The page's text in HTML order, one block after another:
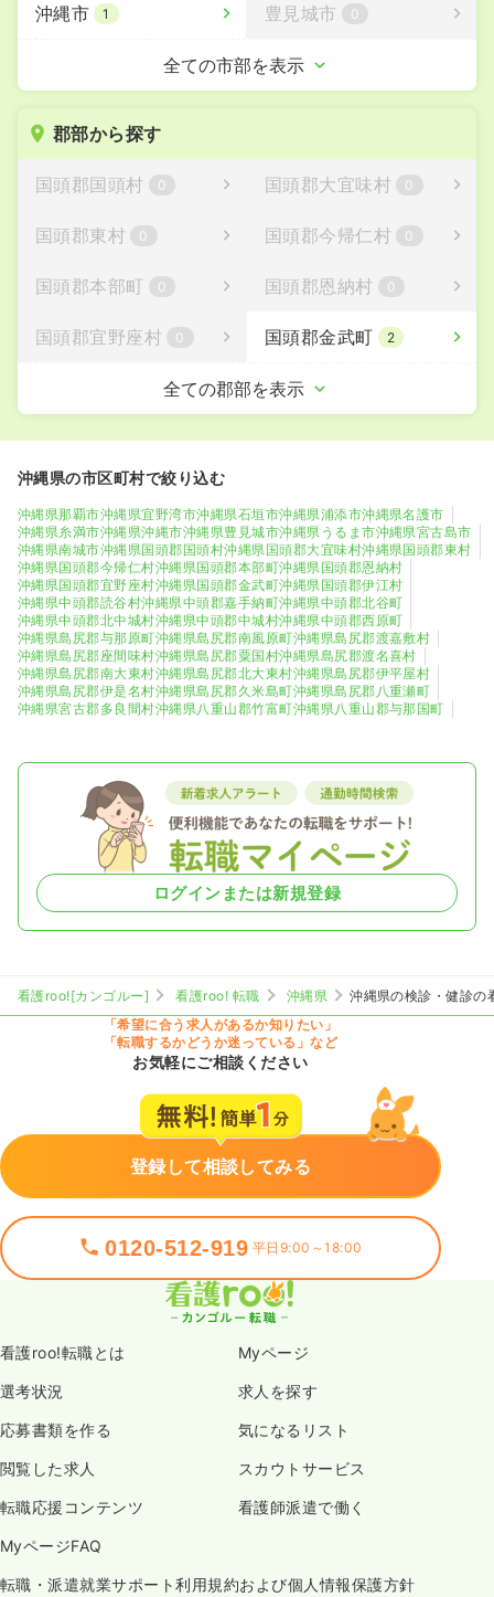
沖縄市 1 豊見城市 0
宮古島市
全ての市部を表示
郡部から探す
国頭郡国頭村 0 国頭郡大宜味村 0
国頭郡東村 0 国頭郡今帰仁村 0
国頭郡本部町 0 国頭郡恩納村 0
国頭郡宜野座村 0 国頭郡金武町 2
0 中頭郡読谷村
中頭郡嘉手納町 0 中頭郡北谷町 2
中頭郡北中城村 0
中頭郡西原町 1 島尻郡与那原町 0
島尻郡南風原町 5 島尻郡渡嘉敷村
島尻郡座間味村 0 島尻郡粟国村 0
島尻郡渡名喜村 0 島尻郡南大東村 0
島尻郡伊是名村 0 島尻郡久米島町 0
島尻郡八重瀬町 0 宮古郡多良間村 0
八重山郡竹富町 0
八重山郡与那国町
全ての郡部を表示
沖縄県の市区町村で絞り込む
沖縄県那覇市沖縄県宜野湾市沖縄県石垣市沖縄県浦添市沖縄県名護市
沖縄県糸満市沖縄県沖縄市沖縄県豊見城市沖縄県うるま市沖縄県宮古島市
沖縄県南城市沖縄県国頭郡国頭村沖縄県国頭郡大宜味村沖縄県国頭郡東村
沖縄県国頭郡今帰仁村沖縄県国頭郡本部町沖縄県国頭郡恩納村
沖縄県国頭郡宜野座村沖縄県国頭郡金武町沖縄県国頭郡伊江村
沖縄県中頭郡読谷村沖縄県中頭郡嘉手納町沖縄県中頭郡北谷町
沖縄県中頭郡北中城村沖縄県中頭郡中城村沖縄県中頭郡西原町
沖縄県島尻郡与那原町沖縄県島尻郡南風原町沖縄県島尻郡渡嘉敷村
沖縄県島尻郡座間味村沖縄県島尻郡粟国村沖縄県島尻郡渡名喜村
沖縄県島尻郡南大東村沖縄県島尻郡北大東村沖縄県島尻郡伊平屋村
沖縄県島尻郡伊是名村沖縄県島尻郡久米島町沖縄県島尻郡八重瀬町
沖縄県宮古郡多良間村沖縄県八重山郡竹富町沖縄県八重山郡与那国町
ログインまたは新規登録
看護roo![カンゴルー] 看護roo! 転職 沖縄県
沖縄県の検診・健診の
「希望に合う求人があるか知りたい」
「転職するかどうか迷っている」など
お気軽にご相談ください
登録して相談してみる
0120-512-919 平日9:00～18:00
看護roo!転職とは Myページ
選考状況 求人を探す
応募書類を作る 気になるリスト
閲覧した求人 スカウトサービス
転職応援コンテンツ 看護師派遣で働く
MyページFAQ
転職・派遣就業サポート利用規約および個人情報保護方針